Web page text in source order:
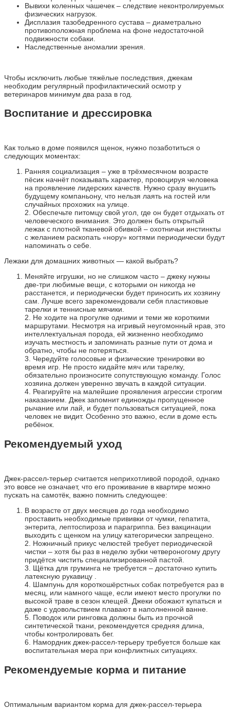
Вывихи коленных чашечек – следствие неконтролируемых
физических нагрузок.
Дисплазия тазобедренного сустава – диаметрально
противоположная проблема на фоне недостаточной
подвижности собаки.
Наследственные аномалии зрения.
Чтобы исключить любые тяжёлые последствия, джекам
необходим регулярный профилактический осмотр у
ветеринаров минимум два раза в год.
Воспитание и дрессировка
Как только в доме появился щенок, нужно позаботиться о
следующих моментах:
Ранняя социализация – уже в трёхмесячном возрасте
пёсик начнёт показывать характер, провоцируя человека
на проявление лидерских качеств. Нужно сразу внушить
будущему компаньону, что нельзя лаять на гостей или
случайных прохожих на улице.
2. Обеспечьте питомцу свой угол, где он будет отдыхать от
человеческого внимания. Это должен быть открытый
лежак с плотной тканевой обивкой – охотничьи инстинкты
с желанием раскопать «нору» когтями периодически будут
напоминать о себе.
Лежаки для домашних животных — какой выбрать?
Меняйте игрушки, но не слишком часто – джеку нужны
две-три любимые вещи, с которыми он никогда не
расстанется, и периодически будет приносить их хозяину
сам. Лучше всего зарекомендовали себя пластиковые
тарелки и теннисные мячики.
2. Не ходите на прогулке одними и теми же короткими
маршрутами. Несмотря на игривый неугомонный нрав, это
интеллектуальная порода, ей жизненно необходимо
изучать местность и запоминать разные пути от дома и
обратно, чтобы не потеряться.
3. Чередуйте голосовые и физические тренировки во
время игр. Не просто кидайте мяч или тарелку,
обязательно произносите сопутствующую команду. Голос
хозяина должен уверенно звучать в каждой ситуации.
4. Реагируйте на малейшие проявления агрессии строгим
наказанием. Джек запомнит единожды пропущенное
рычание или лай, и будет пользоваться ситуацией, пока
человек не видит. Особенно это важно, если в доме есть
ребёнок.
Рекомендуемый уход
Джек-рассел-терьер считается неприхотливой породой, однако
это вовсе не означает, что его проживание в квартире можно
пускать на самотёк, важно помнить следующее:
В возрасте от двух месяцев до года необходимо
проставить необходимые прививки от чумки, гепатита,
энтерита, лептоспироза и парагриппа. Без вакцинации
выходить с щенком на улицу категорически запрещено.
2. Ножничный прикус челюстей требует периодической
чистки – хотя бы раз в неделю зубки четвероногому другу
придётся чистить специализированной пастой.
3. Щётка для груминга не требуется – достаточно купить
латексную рукавицу .
4. Шампунь для короткошёрстных собак потребуется раз в
месяц, или намного чаще, если имеют место прогулки по
высокой траве в сезон клещей. Джеки обожают купаться и
даже с удовольствием плавают в наполненной ванне.
5. Поводок или ринговка должны быть из прочной
синтетической ткани, рекомендуется средняя длина,
чтобы контролировать бег.
6. Намордник джек-рассел-терьеру требуется больше как
воспитательная мера при конфликтных ситуациях.
Рекомендуемые корма и питание
Оптимальным вариантом корма для джек-рассел-терьера